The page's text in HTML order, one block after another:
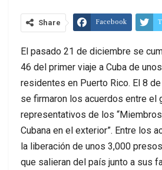
Share Facebook
El pasado 21 de diciembre se
46 del primer viaje a Cuba de
residentes en Puerto Rico. El 8
se firmaron los acuerdos entre el
representativos de los
Cubana en el exterior”. Entre los
la liberación de unos 3,000
que salieran del país junto a sus